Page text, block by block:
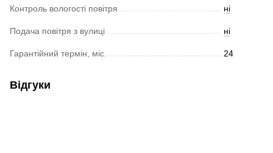
Контроль вологості повітря ні
Подача повітря з вулиці ні
Гарантійний термін, міс. 24
Відгуки